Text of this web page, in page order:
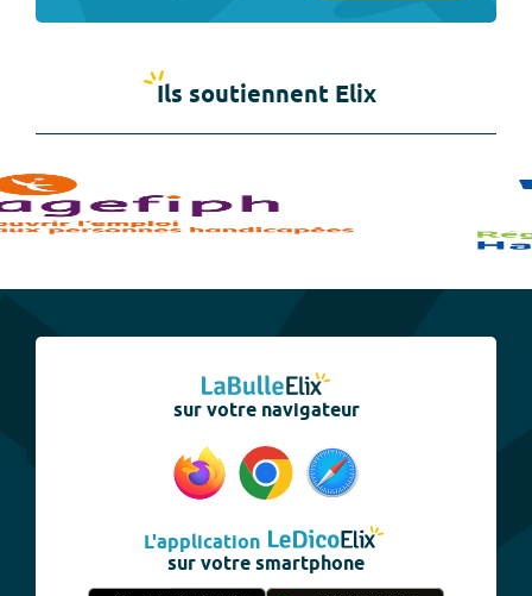
Ils soutiennent Elix
sur votre navigateur
L'application
sur votre smartphone